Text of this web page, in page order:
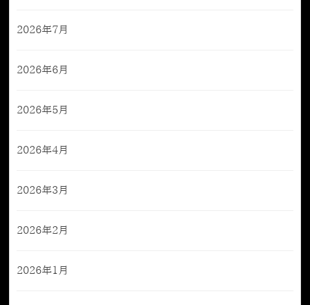
2026年7月
2026年6月
2026年5月
2026年4月
2026年3月
2026年2月
2026年1月